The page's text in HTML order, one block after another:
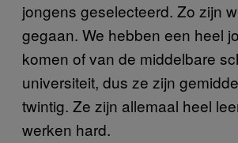
jongens geselecteerd. Zo zijn
gegaan. We hebben een heel
komen of van de middelbare
universiteit, dus ze zijn
twintig. Ze zijn allemaal heel
werken hard.